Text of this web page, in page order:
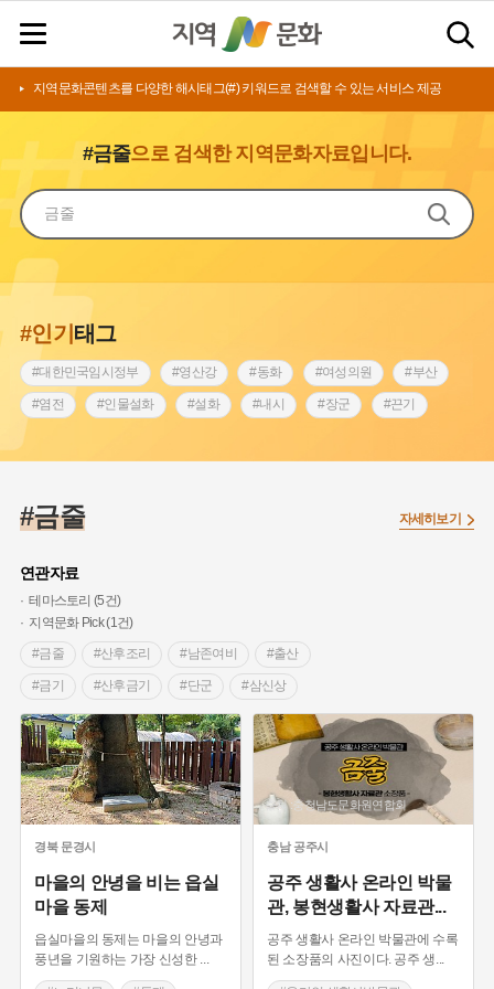
지역문화콘텐츠를 다양한 해시태그(#) 키워드로 검색할 수 있는 서비스 제공
#금줄으로 검색한 지역문화자료입니다.
#인기태그
#대한민국임시정부 #영산강 #동화 #여성의원 #부산
#염전 #인물설화 #설화 #내시 #장군 #끈기
#독립운동가 #수령
#풍속
#지역의 설화
#애민 #노원구
#강감찬 #박물관 #한의학 #여성 독립운동가
#어린이역사콘텐츠 #강진 #제주도설화
#전설 #용인 #온라인 생활사박물관 #바위설화 #마을
#백년가게 #인천 #고구려 #지명 #지명유래
#3.1운동 #목민관 #생활용품 #허준 #블루리본
#먼우금 #농업 #나주 #갯벌 #종로구
#28독립선언 #지역의 오래된 가게
#조선 시대 사회 #공예품 #바보온달
#금줄
연관자료
테마스토리 (5건)
지역문화 Pick (1건)
#금줄
#산후조리 #남존여비 #출산
#금기 #산후금기 #단군 #삼신상
#출생금기 #정월대보름 #축문 #제관선정
#황토 #생기복덕 #생촌당산제 #오당산
#천룡당산 #유교식제례 #느티나무
#당산나무 #음복 #동아줄 #제관
#백설기 #미신과전통
#온라인 생활사박물관 #공예품 #생활용품
#봉현생활사
자세히보기
경북 문경시
마을의 안녕을 비는 읍실
마을 동제
읍실마을의 동제는 마을의 안녕과
풍년을 기원하는 가장 신성한
출처 :충청남도문화원연합회
충남 공주시
공주 생활사 온라인 박물
관, 봉현생활사 자료관...
공주 생활사 온라인 박물관에 수록
된 소장품의 사진이다. 공주 생